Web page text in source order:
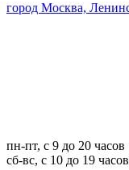
город Москва,
пн-пт, с 9 до 20 часов
сб-вс, с 10 до 19 часов